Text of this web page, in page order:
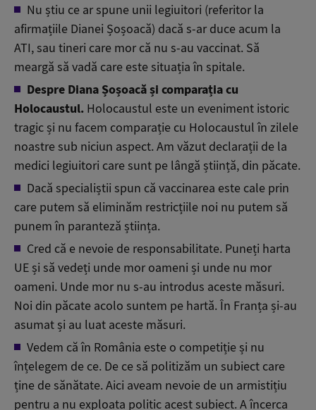
Nu știu ce ar spune unii legiuitori (referitor la
afirmațiile Dianei Șoșoacă) dacă s-ar duce acum la
ATI, sau tineri care mor că nu s-au vaccinat. Să
meargă să vadă care este situația în spitale.
Despre Diana Șoșoacă și comparația cu
Holocaustul. Holocaustul este un eveniment istoric
tragic și nu facem comparație cu Holocaustul în zilele
noastre sub niciun aspect. Am văzut declarații de la
medici legiuitori care sunt pe lângă știință, din păcate.
Dacă specialiștii spun că vaccinarea este cale prin
care putem să eliminăm restricțiile noi nu putem să
punem în paranteză știința.
Cred că e nevoie de responsabilitate. Puneți harta
UE și să vedeți unde mor oameni și unde nu mor
oameni. Unde mor nu s-au introdus aceste măsuri.
Noi din păcate acolo suntem pe hartă. În Franța și-au
asumat și au luat aceste măsuri.
Vedem că în România este o competiție și nu
înțelegem de ce. De ce să politizăm un subiect care
ține de sănătate. Aici aveam nevoie de un armistițiu
pentru a nu exploata politic acest subiect. A încerca